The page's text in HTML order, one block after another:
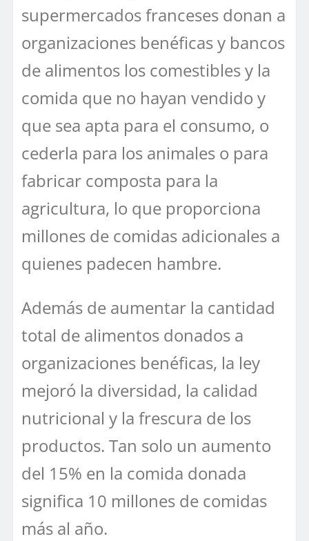
supermercados franceses donan a
organizaciones benéficas y bancos
de alimentos los comestibles y la
comida que no hayan vendido y
que sea apta para el consumo, o
cederla para los animales o para
fabricar composta para la
agricultura, lo que proporciona
millones de comidas adicionales a
quienes padecen hambre.
Además de aumentar la cantidad
total de alimentos donados a
organizaciones benéficas, la ley
mejoró la diversidad, la calidad
nutricional y la frescura de los
productos. Tan solo un aumento
del 15% en la comida donada
significa 10 millones de comidas
más al año.